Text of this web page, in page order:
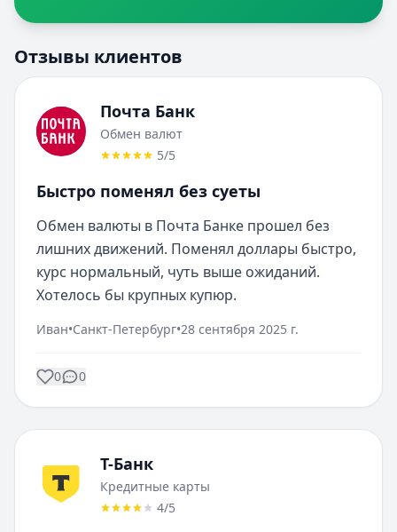
Отзывы клиентов
Почта Банк
Обмен валют
5/5
Быстро поменял без суеты
Обмен валюты в Почта Банке прошел без
лишних движений. Поменял доллары быстро,
курс нормальный, чуть выше ожиданий.
Хотелось бы крупных купюр.
Иван•Санкт-Петербург•28 сентября 2025 г.
0 0
Т-Банк
Кредитные карты
4/5